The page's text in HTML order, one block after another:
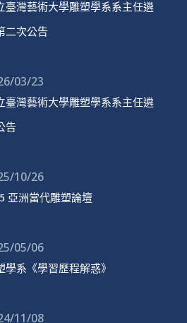
臺灣藝術大學雕塑學系系主任遴
二次公告
03/23
臺灣藝術大學雕塑學系系主任遴
告
10/26
亞洲當代雕塑論壇
05/06
學系《學習歷程解惑》
11/08